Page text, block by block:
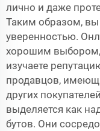
лично и даже
Таким образом,
уверенностью.
хорошим выбором,
изучаете
продавцов,
других
выделяется как
бутов. Они